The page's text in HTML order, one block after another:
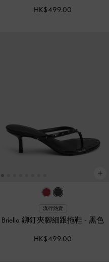
HK$499.00
流行熱賣
Briella 鉚釘夾腳細跟拖鞋 -黑色
HK$499.00